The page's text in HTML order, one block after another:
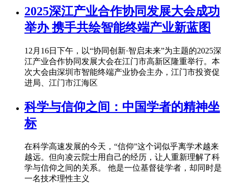
2025深江产业合作协同发展大会成功
举办 携手共绘智能终端产业新蓝图
12月16日下午，以“协同创新·智启未来”为主题的2025深
江产业合作协同发展大会在江门市高新区隆重举行。本
次大会由深圳市智能终端产业协会主办，江门市投资促
进局、江门市江海区
科学与信仰之间：中国学者的精神坐
标
在科学高速发展的今天，“信仰”这个词似乎离学术越来
越远。但向凌云院士用自己的经历，让人重新理解了科
学与信仰之间的关系。 他是一位基督徒学者，却同时是
一名技术理性主义